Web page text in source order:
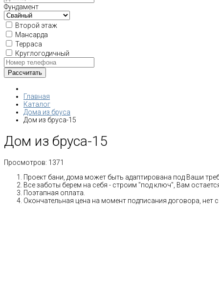
Фундамент
Второй этаж
Мансарда
Терраса
Круглогодичный
Главная
Каталог
Дома из бруса
Дом из бруса-15
Дом из бруса-15
Просмотров: 1371
Проект бани, дома может быть адаптирована под Ваши
Все заботы берем на себя - строим "под ключ", Вам
Поэтапная оплата.
Окончательная цена на момент подписания договора, нет